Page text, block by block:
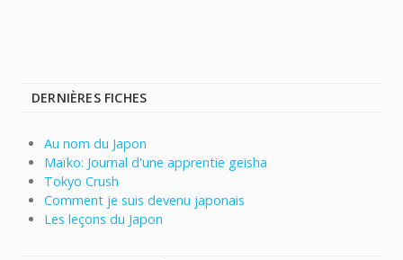
DERNIÈRES FICHES
Au nom du Japon
Maïko: Journal d'une apprentie geisha
Tokyo Crush
Comment je suis devenu japonais
Les leçons du Japon